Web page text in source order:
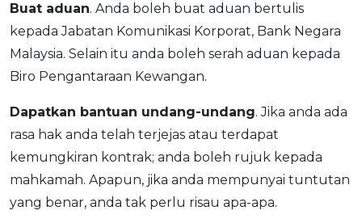
Buat aduan. Anda boleh buat aduan bertulis
kepada Jabatan Komunikasi Korporat, Bank Negara
Malaysia. Selain itu anda boleh serah aduan kepada
Biro Pengantaraan Kewangan.
Dapatkan bantuan undang-undang. Jika anda ada
rasa hak anda telah terjejas atau terdapat
kemungkiran kontrak; anda boleh rujuk kepada
mahkamah. Apapun, jika anda mempunyai tuntutan
yang benar, anda tak perlu risau apa-apa.